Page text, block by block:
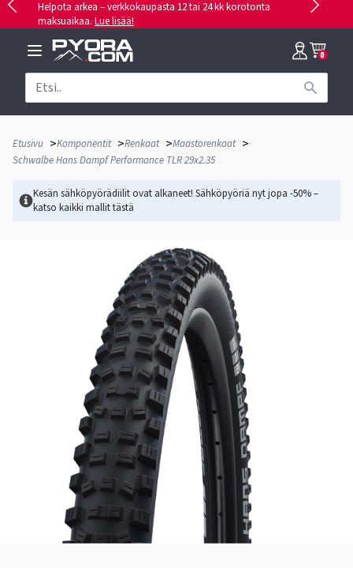
Helpota arkea – verkkokaupasta 12 tai 24 kk korotonta
maksuaikaa. Lue lisää!
0
Etusivu >Komponentit >Renkaat >Maastorenkaat >
Schwalbe Hans Dampf Performance TLR 29x2.35
Kesän sähköpyörädiilit ovat alkaneet! Sähköpyöriä nyt jopa -50% –
katso kaikki mallittästä